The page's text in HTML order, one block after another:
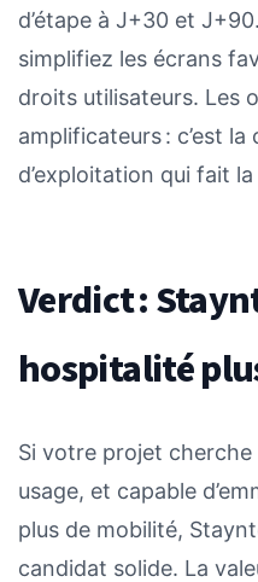
d’étape à J+30 et
simplifiez les écrans
droits utilisateurs. Les
amplificateurs : c’est
d’exploitation qui fait
Verdict :
hospitalité
Si votre projet
usage, et capable
plus de mobilité,
candidat solide. La